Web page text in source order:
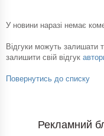
У новини наразі немає
Відгуки можуть залишати
залишити свій відгук
Повернутись до списку
Рекламний